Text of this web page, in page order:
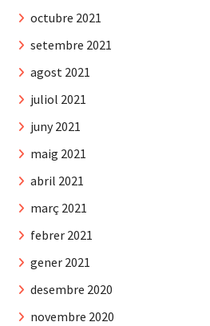
octubre 2021
setembre 2021
agost 2021
juliol 2021
juny 2021
maig 2021
abril 2021
març 2021
febrer 2021
gener 2021
desembre 2020
novembre 2020